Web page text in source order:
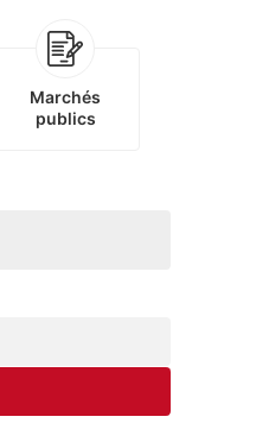
Marchés
publics